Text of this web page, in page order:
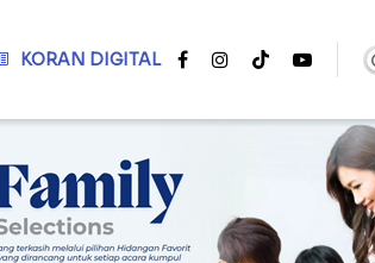
KORAN DIGITAL